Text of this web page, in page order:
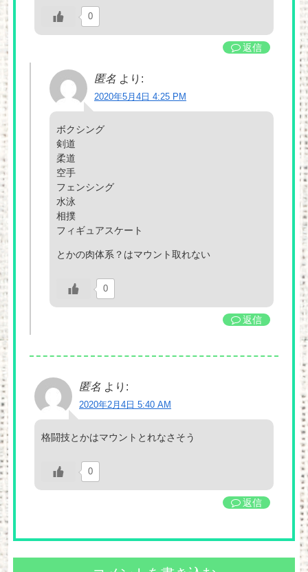
0
返信
匿名 より:
2020年5月4日 4:25 PM
ボクシング
剣道
柔道
空手
フェンシング
水泳
相撲
フィギュアスケート
とかの肉体系？はマウント取れない
0
返信
匿名 より:
2020年2月4日 5:40 AM
格闘技とかはマウントとれなさそう
0
返信